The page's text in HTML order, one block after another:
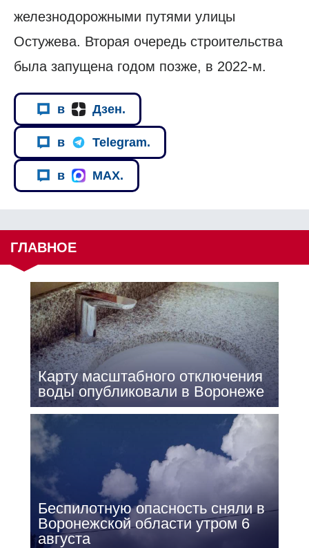
железнодорожными путями улицы
Остужева. Вторая очередь строительства
была запущена годом позже, в 2022-м.
в Дзен.
в Telegram.
в MAX.
ГЛАВНОЕ
Карту масштабного отключения
воды опубликовали в Воронеже
Беспилотную опасность сняли в
Воронежской области утром 6
августа